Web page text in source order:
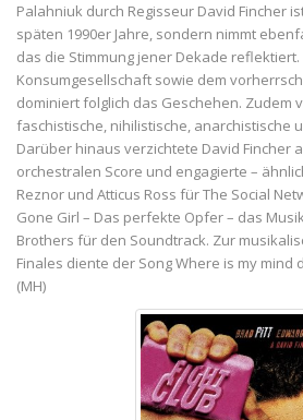
Palahniuk durch Regisseur David Fincher
späten 1990er Jahre, sondern nimmt
das die Stimmung jener Dekade
Konsumgesellschaft sowie dem
dominiert folglich das Geschehen. Zudem
faschistische, nihilistische, anarchistische
Darüber hinaus verzichtete David Fincher
orchestralen Score und engagierte –
Reznor und Atticus Ross für The Social
Gone Girl – Das perfekte Opfer – das
Brothers für den Soundtrack. Zur
Finales diente der Song Where is my mind
(MH)